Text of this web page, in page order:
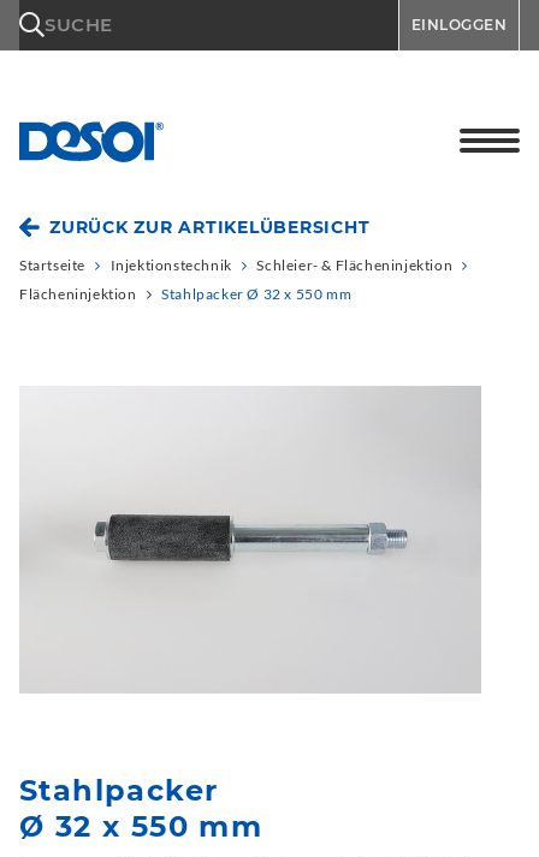
SUCHE EINLOGGEN
ZURÜCK ZUR ARTIKELÜBERSICHT
Startseite Injektionstechnik
Schleier- & Flächeninjektion
Flächeninjektion
Stahlpacker Ø 32 x 550 mm
Stahlpacker
Ø 32 x 550 mm